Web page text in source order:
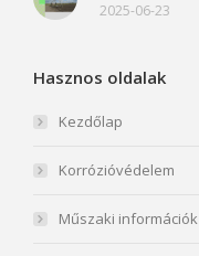
2025-06-23
Hasznos oldalak
Kezdőlap
Korrózióvédelem
Műszaki információk